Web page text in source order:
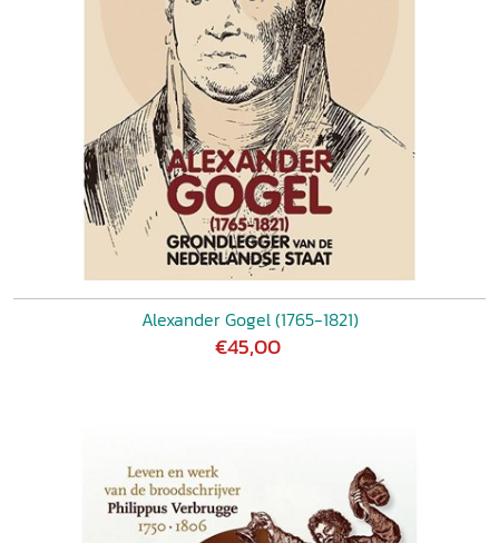
Alexander Gogel (1765-1821)
€45,00